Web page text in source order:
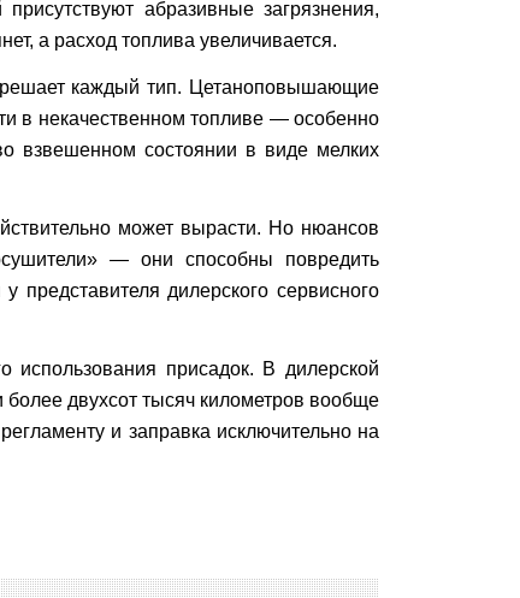
абразивные загрязнения,
а расход топлива увеличивается.
решает каждый тип. Цетаноповышающие
в некачественном топливе — особенно
взвешенном состоянии в виде мелких
может вырасти. Но нюансов
— они способны повредить
представителя дилерского сервисного
использования присадок. В дилерской
двухсот тысяч километров вообще
и заправка исключительно на